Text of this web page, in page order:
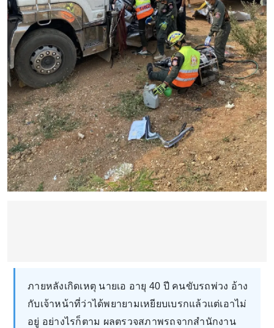
ภายหลังเกิดเหตุ นายเอ อายุ 40 ปี คนขับรถพ่วง อ้าง
กับเจ้าหน้าที่ว่าได้พยายามเหยียบเบรกแล้วแต่เอาไม่
อยู่ อย่างไรก็ตาม ผลตรวจสภาพรถจากสำนักงาน